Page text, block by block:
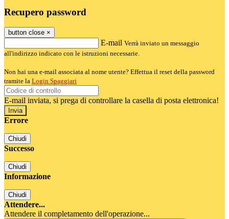
Recupero password
button close ×
E-mail Verrà inviato un messaggio
all'indirizzo indicato con le istruzioni necessarie.
Non hai una e-mail associata al nome utente? Effettua il reset della password
tramite la Login Spaggiari
E-mail inviata, si prega di controllare la casella di posta elettronica!
Errore
Chiudi
Successo
Chiudi
Informazione
Chiudi
Attendere...
Attendere il completamento dell'operazione...